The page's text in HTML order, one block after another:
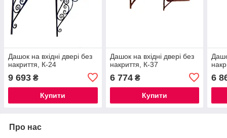
Дашок на вхідні двері без
накриття, К-24
9 693 ₴
Купити
Дашок на вхідні двері без
накриття, К-37
6 774₴
Купити
6
Про нас